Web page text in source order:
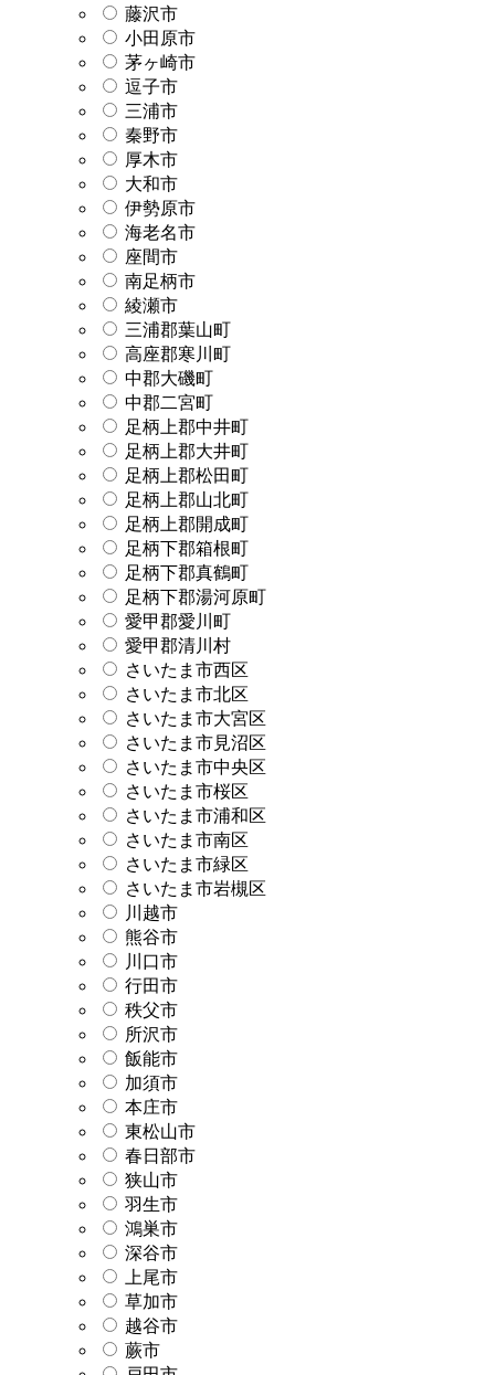
藤沢市
小田原市
茅ヶ崎市
逗子市
三浦市
秦野市
厚木市
大和市
伊勢原市
海老名市
座間市
南足柄市
綾瀬市
三浦郡葉山町
高座郡寒川町
中郡大磯町
中郡二宮町
足柄上郡中井町
足柄上郡大井町
足柄上郡松田町
足柄上郡山北町
足柄上郡開成町
足柄下郡箱根町
足柄下郡真鶴町
足柄下郡湯河原町
愛甲郡愛川町
愛甲郡清川村
さいたま市西区
さいたま市北区
さいたま市大宮区
さいたま市見沼区
さいたま市中央区
さいたま市桜区
さいたま市浦和区
さいたま市南区
さいたま市緑区
さいたま市岩槻区
川越市
熊谷市
川口市
行田市
秩父市
所沢市
飯能市
加須市
本庄市
東松山市
春日部市
狭山市
羽生市
鴻巣市
深谷市
上尾市
草加市
越谷市
蕨市